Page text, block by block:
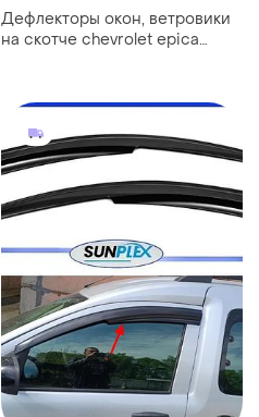
Дефлекторы окон, ветровики
на скотче chevrolet epica